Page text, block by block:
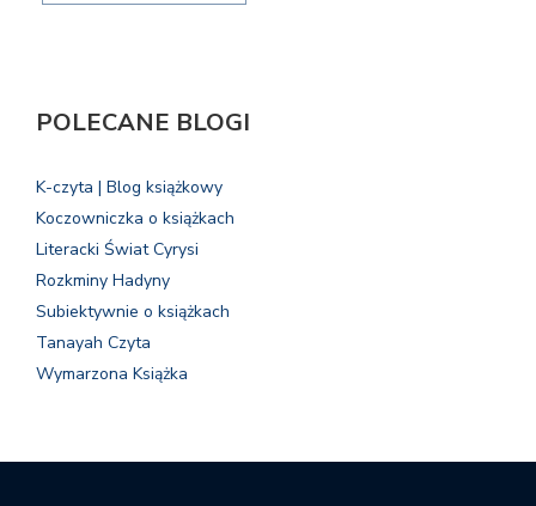
POLECANE BLOGI
K-czyta | Blog książkowy
Koczowniczka o książkach
Literacki Świat Cyrysi
Rozkminy Hadyny
Subiektywnie o książkach
Tanayah Czyta
Wymarzona Książka